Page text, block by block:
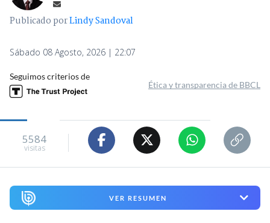
Publicado porLindy Sandoval
Sábado 08 Agosto, 2026 | 22:07
Seguimos criterios de
Ética y transparencia de BBCL
5584
visitas
VER RESUMEN